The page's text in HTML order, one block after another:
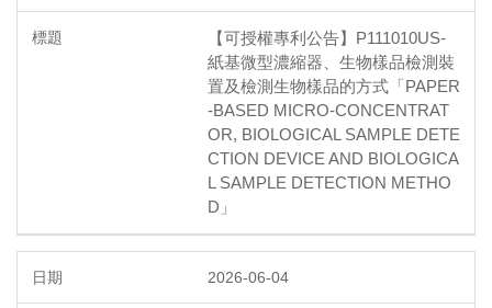
【可授權專利公告】P111010US-
紙基微型濃縮器、生物樣品檢測裝
置及檢測生物樣品的方式「PAPER
-BASED MICRO-CONCENTRAT
OR, BIOLOGICAL SAMPLE DETE
CTION DEVICE AND BIOLOGICA
L SAMPLE DETECTION METHO
D」
2026-06-04